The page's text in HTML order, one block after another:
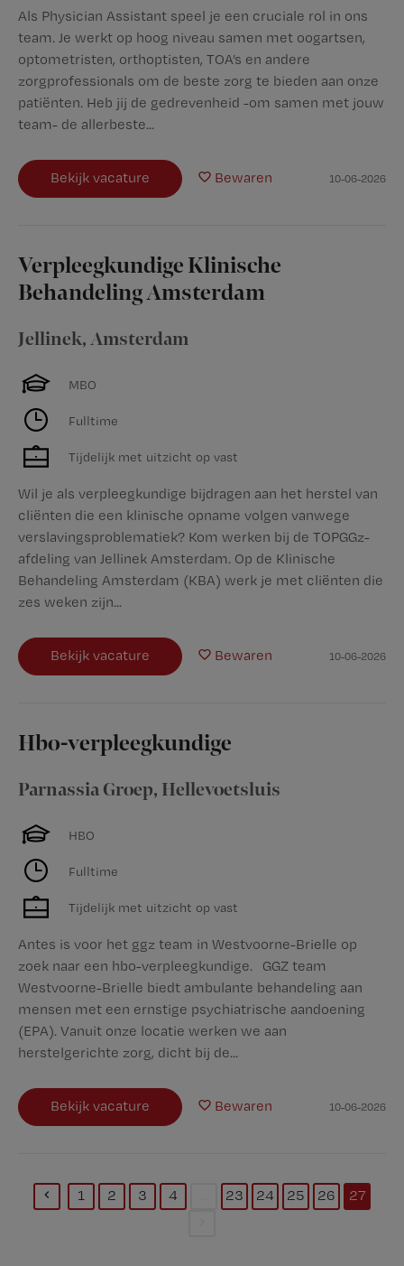
Als Physician Assistant speel je een cruciale rol in ons
team. Je werkt op hoog niveau samen met oogartsen,
optometristen, orthoptisten, TOA’s en andere
zorgprofessionals om de beste zorg te bieden aan onze
patiënten. Heb jij de gedrevenheid -om samen met jouw
team- de allerbeste...
Bekijk vacature Bewaren 10-06-2026
Verpleegkundige Klinische
Behandeling Amsterdam
Jellinek, Amsterdam
MBO
Fulltime
Tijdelijk met uitzicht op vast
Wil je als verpleegkundige bijdragen aan het herstel van
cliënten die een klinische opname volgen vanwege
verslavingsproblematiek? Kom werken bij de TOPGGz-
afdeling van Jellinek Amsterdam. Op de Klinische
Behandeling Amsterdam (KBA) werk je met cliënten die
zes weken zijn...
Bekijk vacature Bewaren 10-06-2026
Hbo-verpleegkundige
Parnassia Groep, Hellevoetsluis
HBO
Fulltime
Tijdelijk met uitzicht op vast
Antes is voor het ggz team in Westvoorne-Brielle op
zoek naar een hbo-verpleegkundige. GGZ team
Westvoorne-Brielle biedt ambulante behandeling aan
mensen met een ernstige psychiatrische aandoening
(EPA). Vanuit onze locatie werken we aan
herstelgerichte zorg, dicht bij de...
Bekijk vacature Bewaren 10-06-2026
1 2 3 4 23 24 25 26
27
(current)